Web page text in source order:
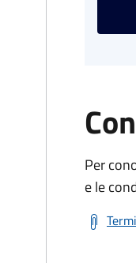
Per
e le